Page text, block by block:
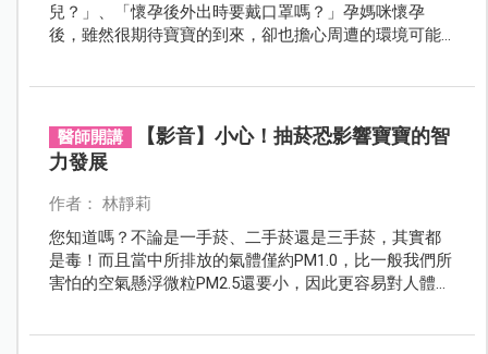
兒？」、「懷孕後外出時要戴口罩嗎？」孕媽咪懷孕
後，雖然很期待寶寶的到來，卻也擔心周遭的環境可能
醫師開講
【影音】小心！抽菸恐影響寶寶的智
力發展
作者： 林靜莉
您知道嗎？不論是一手菸、二手菸還是三手菸，其實都
是毒！而且當中所排放的氣體僅約PM1.0，比一般我們所
害怕的空氣懸浮微粒PM2.5還要小，因此更容易對人體造